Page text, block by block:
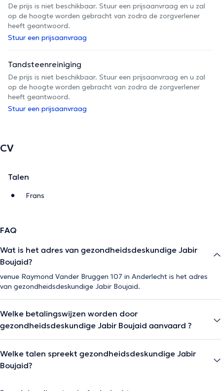
De prijs is niet beschikbaar. Stuur een prijsaanvraag en u zal
op de hoogte worden gebracht van zodra de zorgverlener
heeft geantwoord.
Stuur een prijsaanvraag
Tandsteenreiniging
De prijs is niet beschikbaar. Stuur een prijsaanvraag en u zal
op de hoogte worden gebracht van zodra de zorgverlener
heeft geantwoord.
Stuur een prijsaanvraag
CV
Talen
Frans
FAQ
Wat is het adres van gezondheidsdeskundige Jabir
Boujaid?
venue Raymond Vander Bruggen 107 in Anderlecht is het adres
van gezondheidsdeskundige Jabir Boujaid.
Welke betalingswijzen worden door
gezondheidsdeskundige Jabir Boujaid aanvaard ?
Welke talen spreekt gezondheidsdeskundige Jabir
Boujaid?